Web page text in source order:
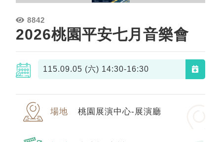
8842
2026桃園平安七月音樂會
115.09.05 (六) 14:30-16:30
場地 桃園展演中心-展演廳